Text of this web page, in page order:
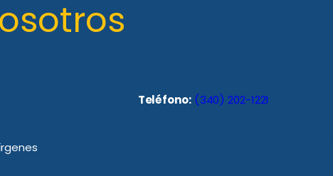
Teléfono: (340) 202-1221